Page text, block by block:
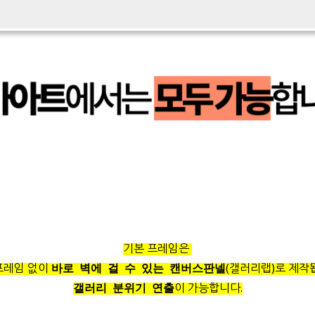
기본 프레임은
레임 없이 바로 벽에 걸 수 있는 캔버스판넬(갤러리랩)로 제작
갤러리 분위기 연출이 가능합니다.